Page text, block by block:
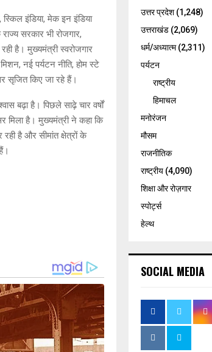
स्किल इंडिया, मेक इन इंडिया
सरकार भी रोजगार,
है। मुख्यमंत्री स्वरोजगार
नई पर्यटन नीति, होम स्टे
सृजित किए जा रहे हैं।
बढ़ा है। पिछले साढ़े चार वर्षों
मिला है। मुख्यमंत्री ने कहा कि
है और सीमांत क्षेत्रों के
उत्तर प्रदेश(1,248)
उत्तराखंड (2,069)
धर्म/अध्यात्म(2,311)
पर्यटन
राष्ट्रीय
हिमाचल
मनोरंजन
मौसम
राजनीतिक
राष्ट्रीय (4,090)
शिक्षा और रोज़गार
स्पोर्ट्स
हेल्थ
SOCIAL MEDIA